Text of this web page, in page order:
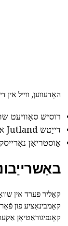
האָדעווען, ווייל אין
רוסיש סאָוויעט
דייַטש Jutland און סטשלעסוויג;
אַוסטריאַן
קאָליר פערד אין
קאָמבינאַציע פון
קאָנפיגוראַטיאָן